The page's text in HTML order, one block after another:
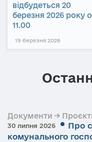
відбудеться 20
березня 2026 року
11.00
19 березня 2026
Документи →
30 липня 2026
Про
комунального